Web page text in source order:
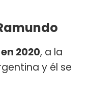
2020, a la
y él se